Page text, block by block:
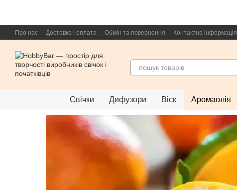
Про нас Доставка і оплата Обмін та повернення Контактна інформація
Свічки Дифузори Віск Аромаолія